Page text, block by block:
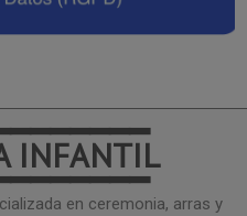
INFANTIL
en ceremonia, arras y